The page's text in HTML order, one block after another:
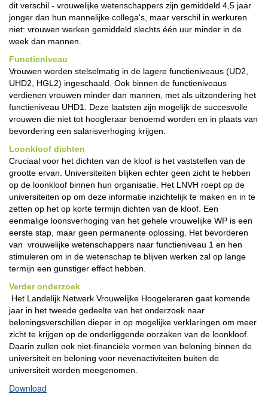
dit verschil - vrouwelijke wetenschappers zijn gemiddeld 4,5 jaar
jonger dan hun mannelijke collega's, maar verschil in werkuren
niet: vrouwen werken gemiddeld slechts één uur minder in de
week dan mannen.
Functieniveau
Vrouwen worden stelselmatig in de lagere functieniveaus (UD2,
UHD2, HGL2) ingeschaald. Ook binnen de functieniveaus
verdienen vrouwen minder dan mannen, met als uitzondering het
functieniveau UHD1. Deze laatsten zijn mogelijk de succesvolle
vrouwen die niet tot hoogleraar benoemd worden en in plaats van
bevordering een salarisverhoging krijgen.
Loonkloof dichten
Cruciaal voor het dichten van de kloof is het vaststellen van de
grootte ervan. Universiteiten blijken echter geen zicht te hebben
op de loonkloof binnen hun organisatie. Het LNVH roept op de
universiteiten op om deze informatie inzichtelijk te maken en in te
zetten op het op korte termijn dichten van de kloof. Een
eenmalige loonsverhoging van het gehele vrouwelijke WP is een
eerste stap, maar geen permanente oplossing. Het bevorderen
van vrouwelijke wetenschappers naar functieniveau 1 en hen
stimuleren om in de wetenschap te blijven werken zal op lange
termijn een gunstiger effect hebben.
Verder onderzoek
Het Landelijk Netwerk Vrouwelijke Hoogeleraren gaat komende
jaar in het tweede gedeelte van het onderzoek naar
beloningsverschillen dieper in op mogelijke verklaringen om meer
zicht te krijgen op de onderliggende oorzaken van de loonkloof.
Daarin zullen ook niet-financiële vormen van beloning binnen de
universiteit en beloning voor nevenactiviteiten buiten de
universiteit worden meegenomen.
Download